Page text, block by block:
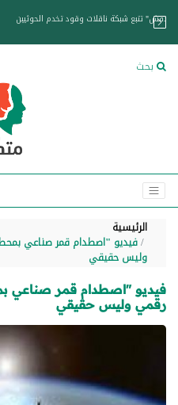
خزان عائم.. "متصدقش" تتبع
بحث
الرئيسية
فيديو "اصطدام قمر صناعي
وليس حقيقي
فيديو "اصطدام قمر صناعي
رقمي وليس حقيقي